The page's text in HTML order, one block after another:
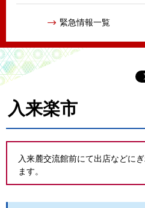
緊急情報一覧
入来楽市
入来麓交流館前にて出店などに
ます。